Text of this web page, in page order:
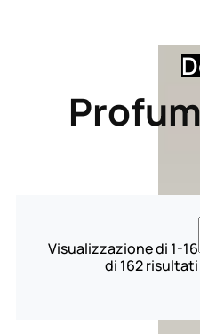
Visualizzazione di 1-16
di 162 risultati